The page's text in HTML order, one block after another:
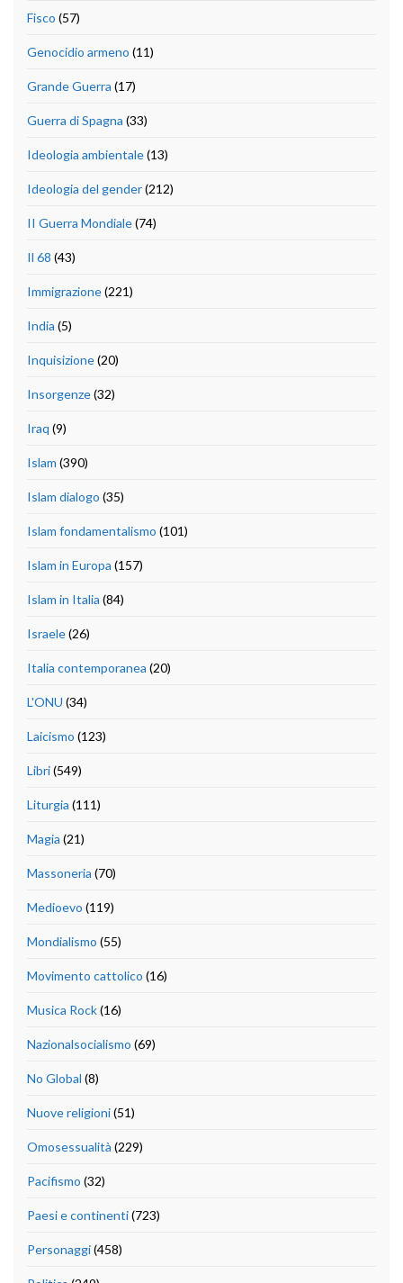
Fisco (57)
Genocidio armeno (11)
Grande Guerra (17)
Guerra di Spagna (33)
Ideologia ambientale(13)
Ideologia del gender(212)
II Guerra Mondiale(74)
Il 68 (43)
Immigrazione(221)
India (5)
Inquisizione(20)
Insorgenze(32)
Iraq (9)
Islam (390)
Islam dialogo (35)
Islam fondamentalismo (101)
Islam in Europa (157)
Islam in Italia (84)
Israele(26)
Italia contemporanea (20)
L'ONU (34)
Laicismo (123)
Libri(549)
Liturgia (111)
Magia (21)
Massoneria (70)
Medioevo (119)
Mondialismo (55)
Movimento cattolico (16)
Musica Rock(16)
Nazionalsocialismo (69)
No Global (8)
Nuove religioni(51)
Omosessualità (229)
Pacifismo (32)
Paesi e continenti(723)
Personaggi(458)